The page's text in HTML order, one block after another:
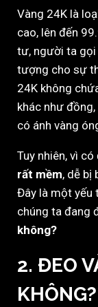
Vàng 24K là
cao, lên đến
tư, người ta gọi
tượng cho sự
24K không
khác như
có ánh vàng
Tuy nhiên, vì
rất mềm, dễ bị
Đây là một yếu
chúng ta đang
không?
2. ĐEO